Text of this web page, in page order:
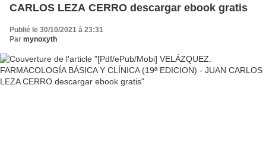
CARLOS LEZA CERRO descargar ebook gratis
Publié le 30/10/2021 à 23:31
Par mynoxyth